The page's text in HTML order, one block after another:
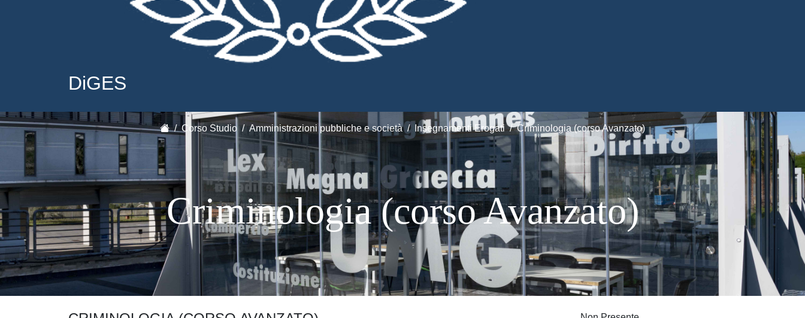
DiGES
Corso Studio Amministrazioni pubbliche e società Insegnamenti Erogati Criminologia (corso Avanzato)
Criminologia (corso Avanzato)